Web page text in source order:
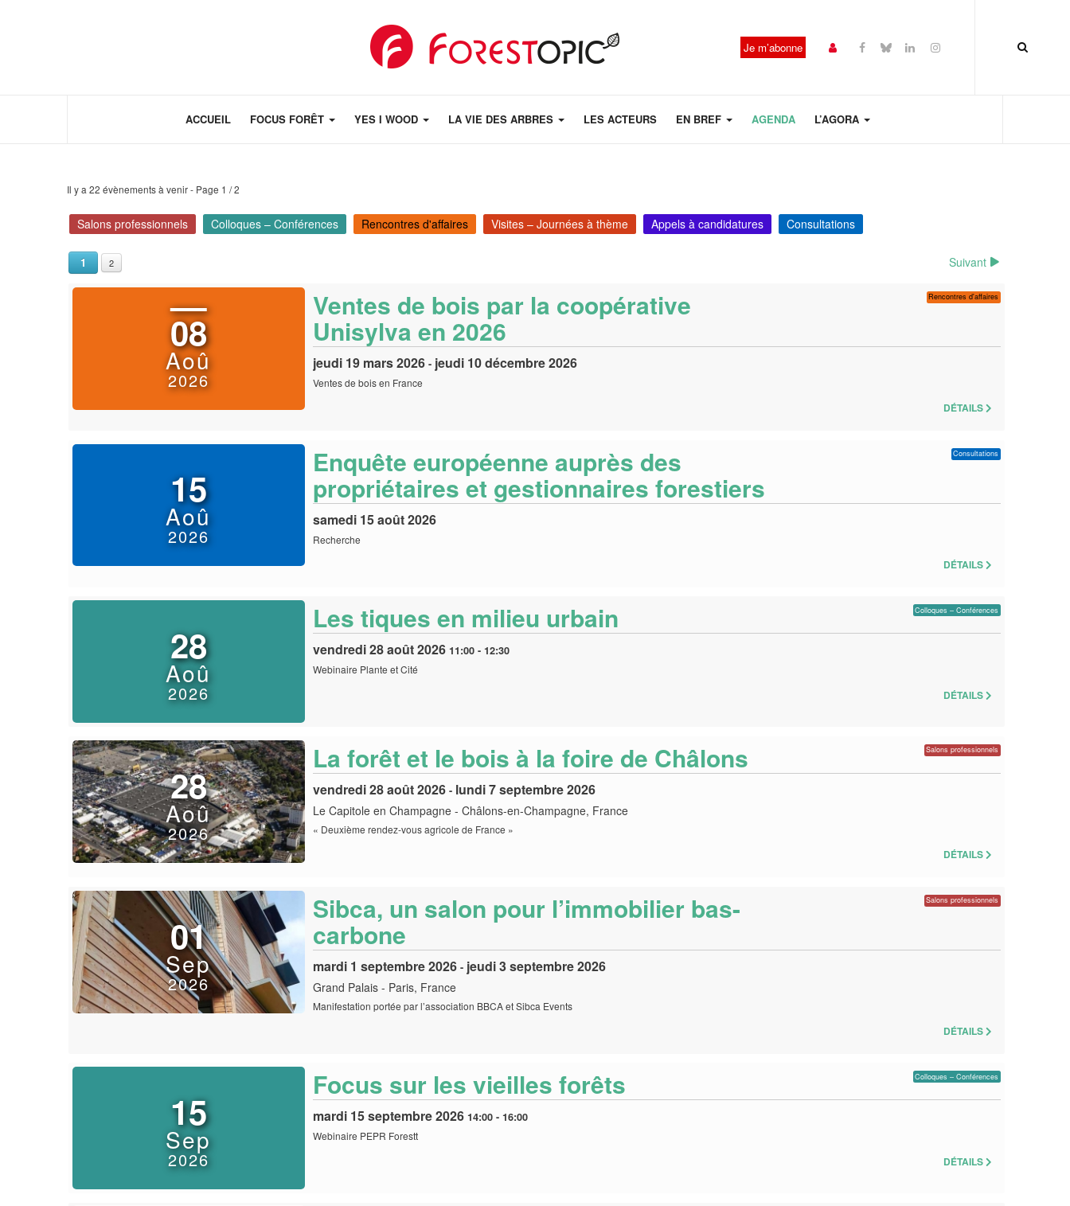
Je m’abonne
ACCUEIL FOCUS FORÊT YES I WOOD LA VIE DES ARBRES LES ACTEURS EN BREF AGENDA L’AGORA
Il y a 22 évènements à venir- Page 1 / 2
Salons professionnels Colloques – Conférences Rencontres d'affaires Visites – Journées à thème Appels à candidatures Consultations
1 2 Suivant
08
Aoû
2026
Ventes de bois par la coopérative
Unisylva en 2026
Rencontres d'affaires
jeudi 19 mars 2026- jeudi 10 décembre 2026
Ventes de bois en France
DÉTAILS
15
Aoû
2026
Enquête européenne auprès des
propriétaires et gestionnaires forestiers
Consultations
samedi 15 août 2026
Recherche
DÉTAILS
28
Aoû
2026
Les tiques en milieu urbain Colloques – Conférences
vendredi 28 août 2026 11:00- 12:30
Webinaire Plante et Cité
DÉTAILS
28
Aoû
2026
La forêt et le bois à la foire de Châlons Salons professionnels
vendredi 28 août 2026- lundi 7 septembre 2026
Le Capitole en Champagne - Châlons-en-Champagne, France
« Deuxième rendez-vous agricole de France »
DÉTAILS
01
Sep
2026
Sibca, un salon pour l’immobilier bas-
carbone
Salons professionnels
mardi 1 septembre 2026- jeudi 3 septembre 2026
Grand Palais - Paris, France
Manifestation portée par l’association BBCA et Sibca Events
DÉTAILS
15
Sep
2026
Focus sur les vieilles forêts Colloques – Conférences
mardi 15 septembre 2026 14:00- 16:00
Webinaire PEPR Forestt
DÉTAILS